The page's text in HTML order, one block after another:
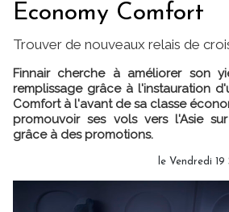
Economy Comfort
Trouver de nouveaux relais de
Finnair cherche à améliorer son
remplissage grâce à l'instauration
Comfort à l'avant de sa classe
promouvoir ses vols vers l'Asie
grâce à des promotions.
le Vendredi